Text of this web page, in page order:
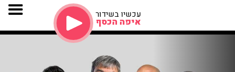
עכשיו בשידור
איפה הכסף